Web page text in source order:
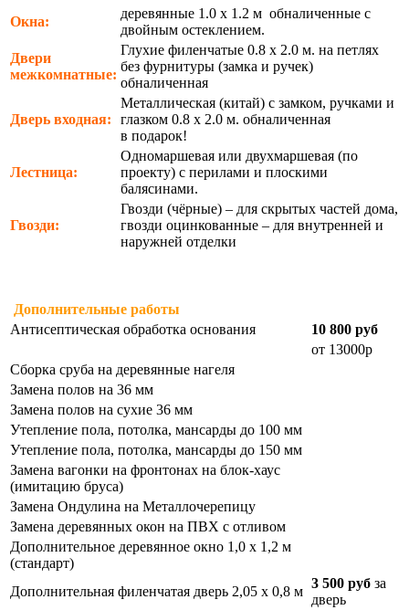
Окна:
деревянные 1.0 х 1.2 м обналиченные с
двойным остеклением.
Двери
межкомнатные:
Глухие филенчатые 0.8 х 2.0 м. на петлях
без фурнитуры (замка и ручек)
обналиченная
Дверь входная:
Металлическая (китай) с замком, ручками и
глазком 0.8 х 2.0 м. обналиченная
в подарок!
Лестница:
Одномаршевая или двухмаршевая (по
проекту) с перилами и плоскими
балясинами.
Гвозди:
Гвозди (чёрные) – для скрытых частей дома,
гвозди оцинкованные – для внутренней и
наружней отделки
Дополнительные работы
Антисептическая обработка основания
10 800 руб
от 13000р
Сборка сруба на деревянные нагеля
Замена полов на 36 мм
Замена полов на сухие 36 мм
Утепление пола, потолка, мансарды до 100 мм
Утепление пола, потолка, мансарды до 150 мм
Замена вагонки на фронтонах на блок-хаус
(имитацию бруса)
Замена Ондулина на Металлочерепицу
Замена деревянных окон на ПВХ с отливом
Дополнительное деревянное окно 1,0 х 1,2 м
(стандарт)
Дополнительная филенчатая дверь 2,05 х 0,8 м
3 500 руб за
дверь